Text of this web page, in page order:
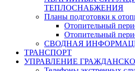
ТЕПЛОСНАБЖЕНИЯ
Планы подготовки к
Отопительный
Отопительный
СВОДНАЯ
ТРАНСПОРТ
УПРАВЛЕНИЕ